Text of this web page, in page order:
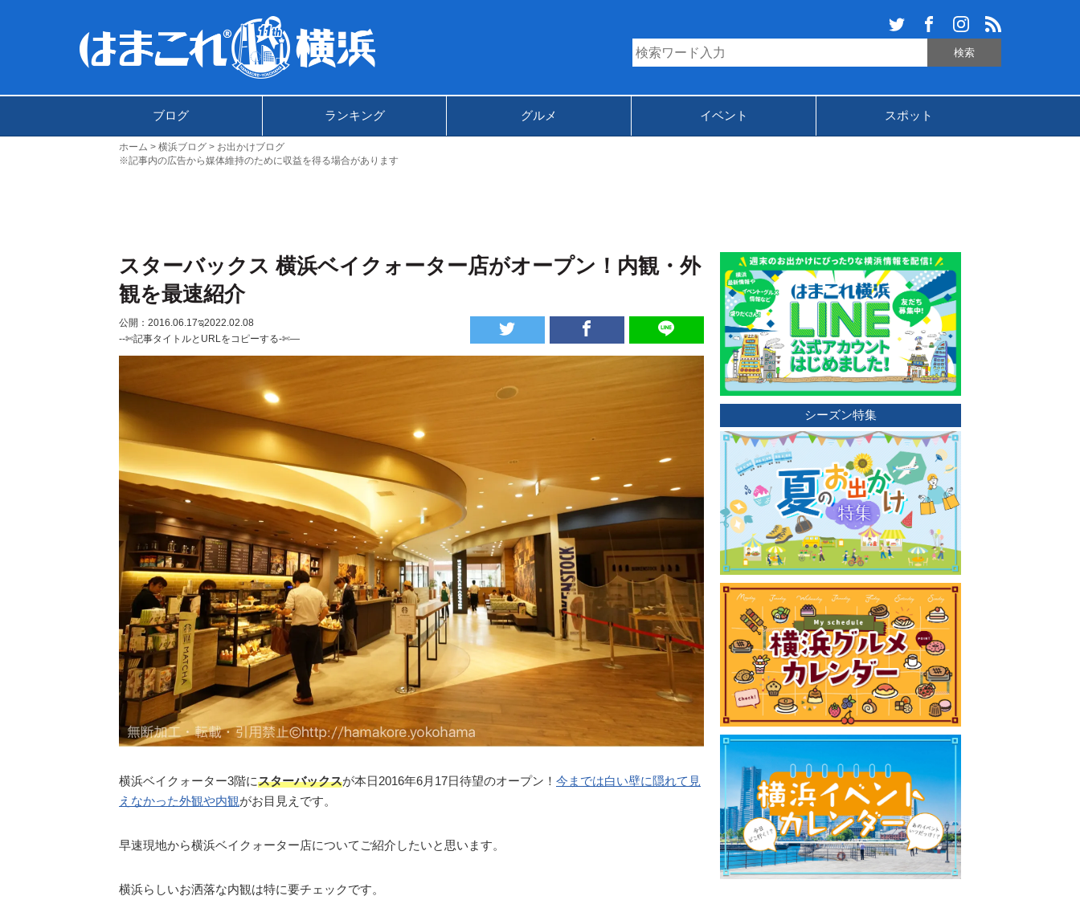
ブログ ランキング グルメ イベント スポット
ホーム 横浜ブログ
お出かけブログ
※記事内の広告から媒体維持のために収益を得る場合があります
スターバックス 横浜ベイクォーター店がオープン！内観・外
観を最速紹介
公開：2016.06.17ಇ2022.02.08
--✄記事タイトルとURLをコピーする-✄—
横浜ベイクォーター3階にスターバックスが本日2016年6月17日待望のオープン！ 今までは白い壁に隠れて見
えなかった外観や内観がお目見えです。
早速現地から横浜ベイクォーター店についてご紹介したいと思います。
横浜らしいお洒落な内観は特に要チェックです。
シーズン特集